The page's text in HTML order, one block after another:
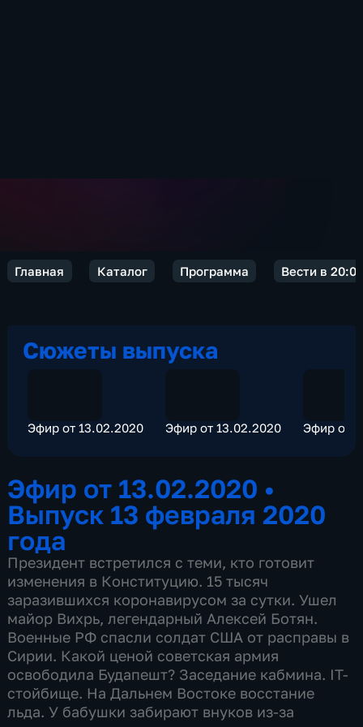
Главная Каталог Программа Вести в 20:00
Сюжеты выпуска
Эфир от 13.02.2020 Эфир от 13.02.2020 Эфир от
Эфир от 13.02.2020 •
Выпуск 13 февраля 2020
года
Президент встретился с теми, кто готовит
изменения в Конституцию. 15 тысяч
заразившихся коронавирусом за сутки. Ушел
майор Вихрь, легендарный Алексей Ботян.
Военные РФ спасли солдат США от расправы в
Сирии. Какой ценой советская армия
освободила Будапешт? Заседание кабмина. IT-
стойбище. На Дальнем Востоке восстание
льда. У бабушки забирают внуков из-за